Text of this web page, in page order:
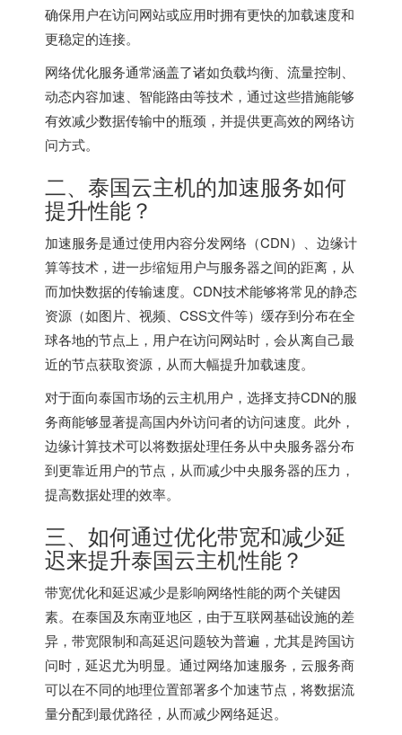
确保用户在访问网站或应用时拥有更快的加载速度和
更稳定的连接。
网络优化服务通常涵盖了诸如负载均衡、流量控制、
动态内容加速、智能路由等技术，通过这些措施能够
有效减少数据传输中的瓶颈，并提供更高效的网络访
问方式。
二、 泰国云主机的加速服务如何
提升性能？
加速服务是通过使用内容分发网络（CDN）、边缘计
算等技术，进一步缩短用户与服务器之间的距离，从
而加快数据的传输速度。CDN技术能够将常见的静态
资源（如图片、视频、CSS文件等）缓存到分布在全
球各地的节点上，用户在访问网站时，会从离自己最
近的节点获取资源，从而大幅提升加载速度。
对于面向泰国市场的云主机用户，选择支持CDN的服
务商能够显著提高国内外访问者的访问速度。此外，
边缘计算技术可以将数据处理任务从中央服务器分布
到更靠近用户的节点，从而减少中央服务器的压力，
提高数据处理的效率。
三、如何通过优化带宽和减少延
迟来提升泰国云主机性能？
带宽优化和延迟减少是影响网络性能的两个关键因
素。在泰国及东南亚地区，由于互联网基础设施的差
异，带宽限制和高延迟问题较为普遍，尤其是跨国访
问时，延迟尤为明显。通过网络加速服务，云服务商
可以在不同的地理位置部署多个加速节点，将数据流
量分配到最优路径，从而减少网络延迟。